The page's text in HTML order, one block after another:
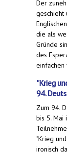
Der
geschieht
die als
Gründe
des
einfachen
"Krieg
94.
Zum 94.
bis 5. Mai
"Krieg
ironisch